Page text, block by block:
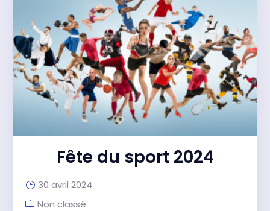
Fête du sport 2024
30 avril 2024
Non classé